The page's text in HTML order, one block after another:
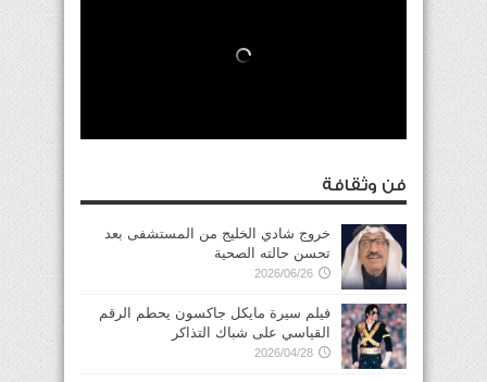
فن وثقافة
خروج شادي الخليج من المستشفى بعد
تحسن حالته الصحية
2026/06/26
فيلم سيرة مايكل جاكسون يحطم الرقم
القياسي على شباك التذاكر
2026/04/28